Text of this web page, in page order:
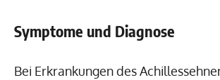
Symptome und Diagnose
Bei Erkrankungen des